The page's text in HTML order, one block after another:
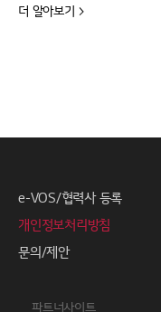
더 알아보기 >
e-VOS/협력사 등록
개인정보처리방침
문의/제안
파트너사이트